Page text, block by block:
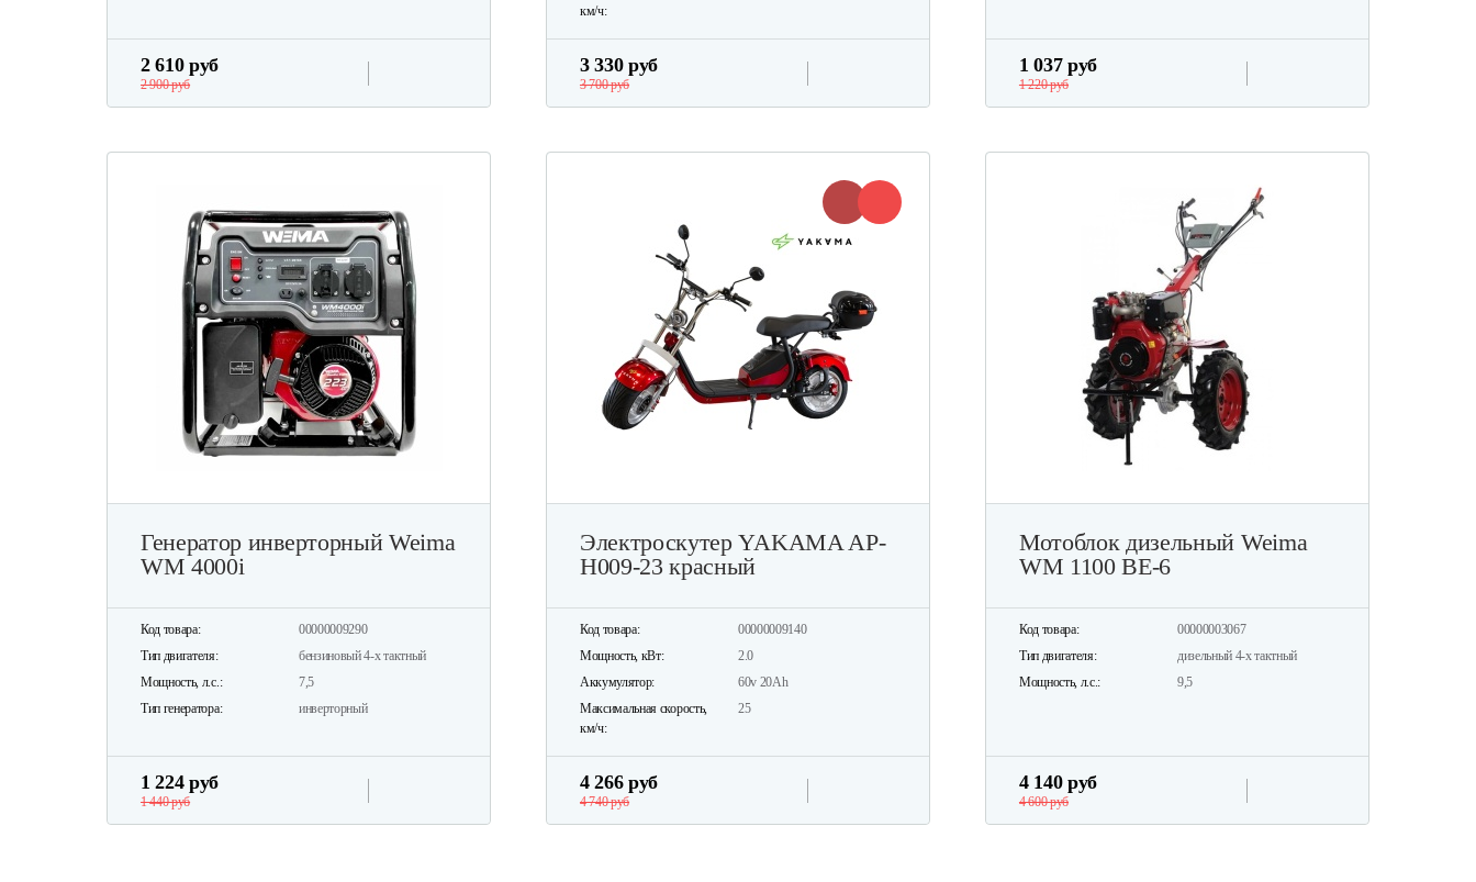
2 610 руб
2 900 руб
км/ч:
3 330 руб
3 700 руб
1 037 руб
1 220 руб
Генератор инверторный Weima
WM 4000i
Код товара:
00000009290
Тип двигателя:
бензиновый 4-х тактный
Мощность, л.с.:
7,5
Тип генератора:
инверторный
1 224 руб
1 440 руб
Электроскутер YAKAMA AP-
H009-23 красный
Код товара:
00000009140
Мощность, кВт:
2.0
Аккумулятор:
60v 20Ah
Максимальная скорость,
км/ч:
25
4 266 руб
4 740 руб
Мотоблок дизельный Weima
WM 1100 BE-6
Код товара:
00000003067
Тип двигателя:
дизельный 4-х тактный
Мощность, л.с.:
9,5
4 140 руб
4 600 руб